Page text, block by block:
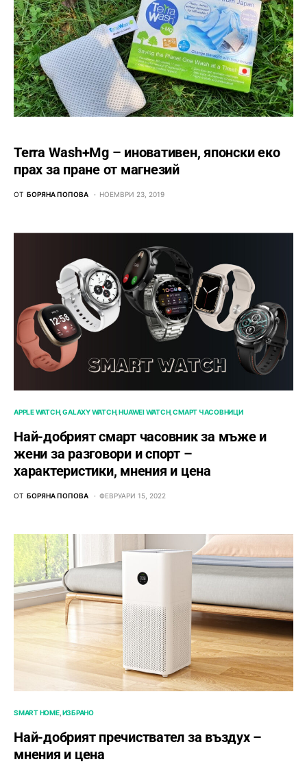
Terra Wash+Mg – иновативен, японски еко
прах за пране от магнезий
ОТ БОРЯНА ПОПОВА НОЕМВРИ 23, 2019
APPLE WATCH GALAXY WATCH HUAWEI WATCH СМАРТ ЧАСОВНИЦИ
Най-добрият смарт часовник за мъже и
жени за разговори и спорт –
характеристики, мнения и цена
ОТ БОРЯНА ПОПОВА ФЕВРУАРИ 15, 2022
SMART HOME ИЗБРАНО
Най-добрият пречиствател за въздух –
мнения и цена